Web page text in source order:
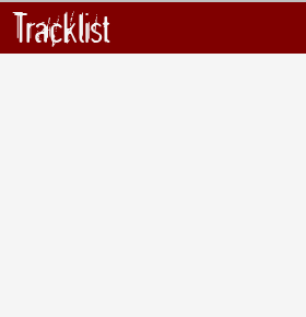
Tracklist